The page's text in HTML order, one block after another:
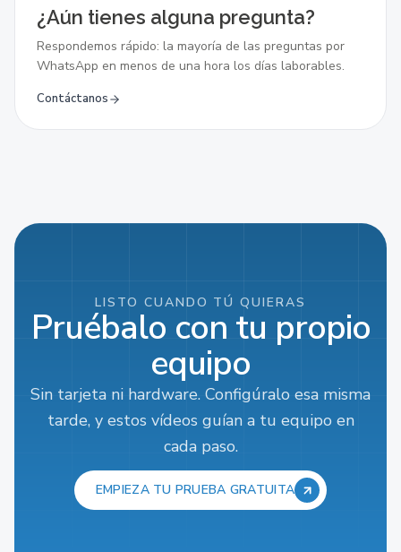
¿Aún tienes alguna pregunta?
Respondemos rápido: la mayoría de las preguntas por
WhatsApp en menos de una hora los días laborables.
Contáctanos
LISTO CUANDO TÚ QUIERAS
Pruébalo con tu propio
equipo
Sin tarjeta ni hardware. Configúralo esa misma
tarde, y estos vídeos guían a tu equipo en
cada paso.
EMPIEZA TU PRUEBA GRATUITA